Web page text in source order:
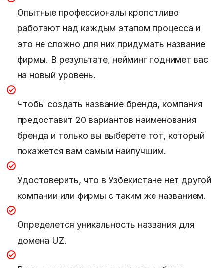
Опытные профессионалы кропотливо
работают над каждым этапом процесса и
это не сложно для них придумать название
фирмы. В результате, нейминг поднимет вас
на новый уровень.
Чтобы создать название бренда, компания
предоставит 20 вариантов наименования
бренда и только вы выберете тот, который
покажется вам самым наилучшим.
Удостоверить, что в Узбекистане нет другой
компании или фирмы с таким же названием.
Определется уникальность названия для
домена UZ.